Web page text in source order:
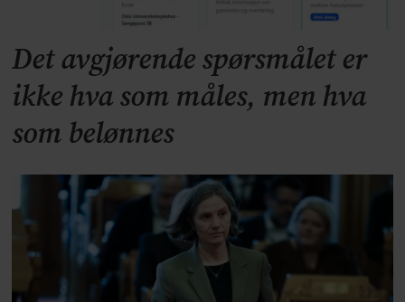
Det avgjørende spørsmålet er
ikke hva som måles, men hva
som belønnes